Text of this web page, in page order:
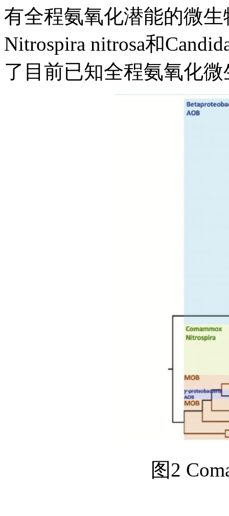
有全程氨氧化潜能的微生
Nitrospira nitrosa和
了目前已知全程氨氧化
图2